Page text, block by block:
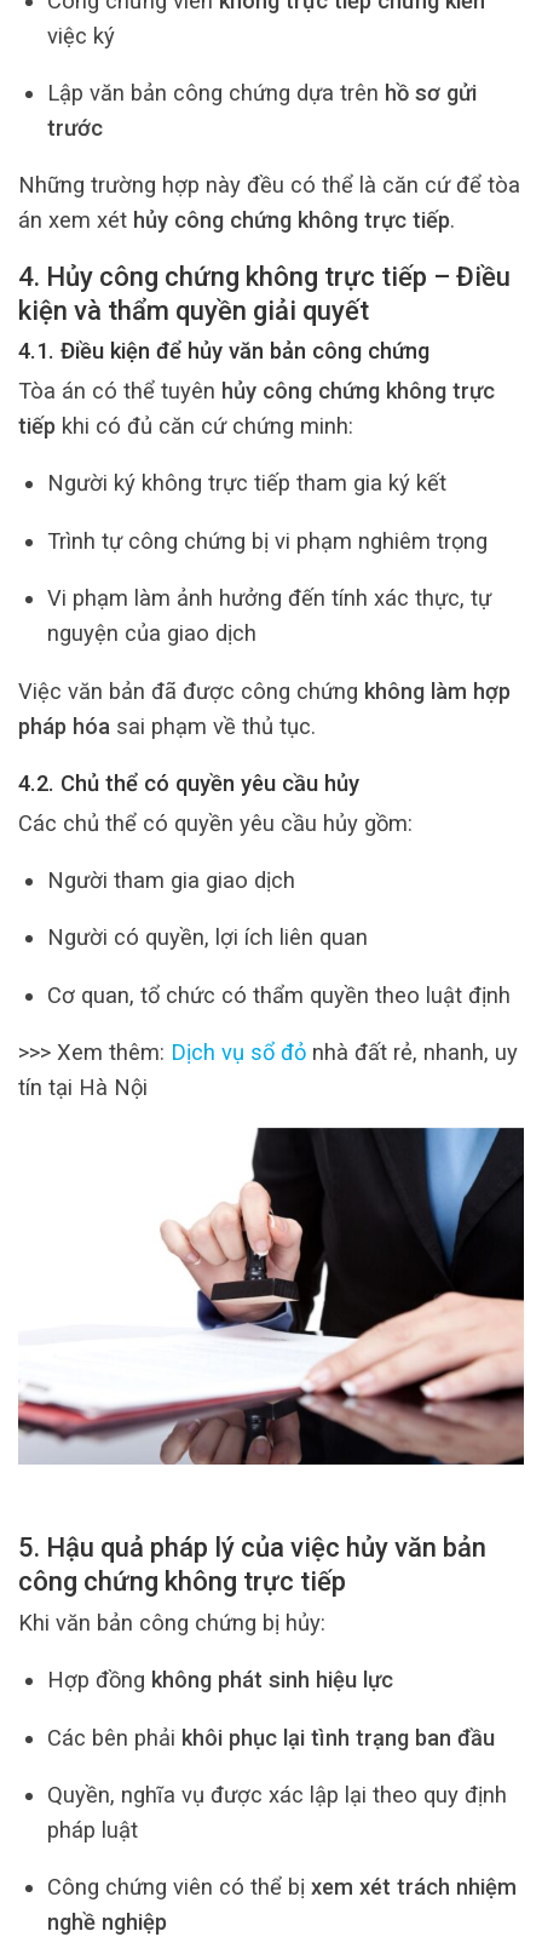
việc ký
Lập văn bản công chứng dựa trên hồ sơ gửi
trước
Những trường hợp này đều có thể là căn cứ để tòa
án xem xét hủy công chứng không trực tiếp.
4. Hủy công chứng không trực tiếp – Điều
kiện và thẩm quyền giải quyết
4.1. Điều kiện để hủy văn bản công chứng
Tòa án có thể tuyên hủy công chứng không trực
tiếp khi có đủ căn cứ chứng minh:
Người ký không trực tiếp tham gia ký kết
Trình tự công chứng bị vi phạm nghiêm trọng
Vi phạm làm ảnh hưởng đến tính xác thực, tự
nguyện của giao dịch
Việc văn bản đã được công chứng không làm hợp
pháp hóa sai phạm về thủ tục.
4.2. Chủ thể có quyền yêu cầu hủy
Các chủ thể có quyền yêu cầu hủy gồm:
Người tham gia giao dịch
Người có quyền, lợi ích liên quan
Cơ quan, tổ chức có thẩm quyền theo luật định
>>> Xem thêm: Dịch vụ sổ đỏ nhà đất rẻ, nhanh, uy
tín tại Hà Nội
5. Hậu quả pháp lý của việc hủy văn bản
công chứng không trực tiếp
Khi văn bản công chứng bị hủy:
Hợp đồng không phát sinh hiệu lực
Các bên phải khôi phục lại tình trạng ban đầu
Quyền, nghĩa vụ được xác lập lại theo quy định
pháp luật
Công chứng viên có thể bị xem xét trách nhiệm
nghề nghiệp